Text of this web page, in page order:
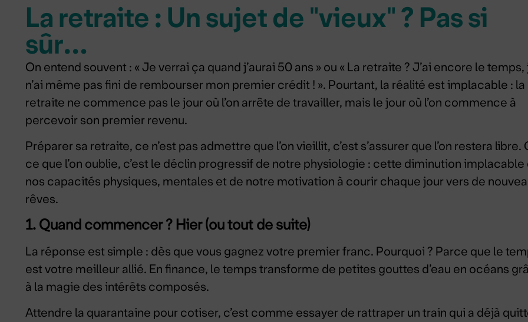
La retraite : Un sujet de "vieux" ? Pas si
sûr…
On entend souvent : « Je verrai ça quand j’aurai 50 ans » ou « La retraite ? J’ai encore le temps,
n’ai même pas fini de rembourser mon premier crédit ! ». Pourtant, la réalité est implacable : la
retraite ne commence pas le jour où l’on arrête de travailler, mais le jour où l’on commence à
percevoir son premier revenu.
Préparer sa retraite, ce n’est pas admettre que l’on vieillit, c’est s’assurer que l’on restera libre.
ce que l’on oublie, c’est le déclin progressif de notre physiologie : cette diminution implacable
nos capacités physiques, mentales et de notre motivation à courir chaque jour vers de
rêves.
1. Quand commencer ? Hier (ou tout de suite)
La réponse est simple : dès que vous gagnez votre premier franc. Pourquoi ? Parce que le
est votre meilleur allié. En finance, le temps transforme de petites gouttes d’eau en océans
à la magie des intérêts composés.
Attendre la quarantaine pour cotiser, c’est comme essayer de rattraper un train qui a déjà